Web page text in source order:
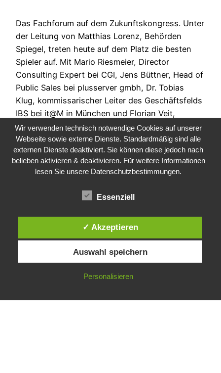
Das Fachforum auf dem Zukunftskongress. Unter
der Leitung von Matthias Lorenz, Behörden
Spiegel, treten heute auf dem Platz die besten
Spieler auf. Mit Mario Riesmeier, Director
Consulting Expert bei CGI, Jens Büttner, Head of
Public Sales bei plusserver gmbh, Dr. Tobias
Klug, kommissarischer Leiter des Geschäftsfelds
IBS bei it@M in München und Florian Veit,
Director…
24. Januar 2023
Public Sector, Kunst, Design
Impressum Datenschutz
Wir verwenden technisch notwendige Cookies auf unserer
Webseite sowie externe Dienste. Standardmäßig sind alle
externen Dienste deaktiviert. Sie können diese jedoch nach
belieben aktivieren & deaktivieren. Für weitere Informationen
lesen Sie unsere Datenschutzbestimmungen.
Essenziell
✓ Akzeptieren
Auswahl speichern
Personalisieren